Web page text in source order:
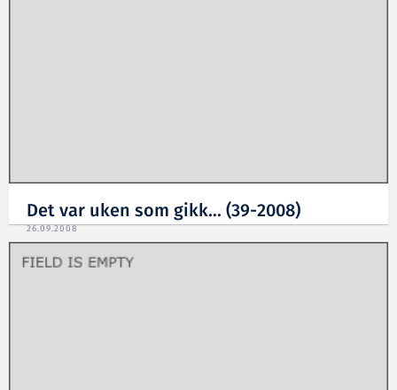
Det var uken som gikk... (39-2008)
26.09.2008